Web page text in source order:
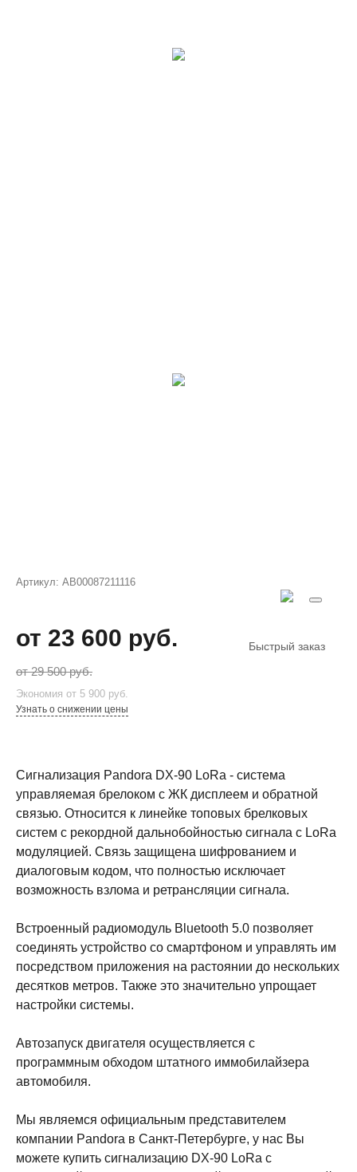
Артикул: AB00087211116
от 23 600 руб.
от 29 500 руб.
Экономия от 5 900 руб.
Быстрый заказ
Узнать о снижении цены
Сигнализация Pandora DX-90 LoRa - система
управляемая брелоком с ЖК дисплеем и обратной
связью. Относится к линейке топовых брелковых
систем с рекордной дальнобойностью сигнала с LoRa
модуляцией. Связь защищена шифрованием и
диалоговым кодом, что полностью исключает
возможность взлома и ретрансляции сигнала.
Встроенный радиомодуль Bluetooth 5.0 позволяет
соединять устройство со смартфоном и управлять им
посредством приложения на растоянии до нескольких
десятков метров. Также это значительно упрощает
настройки системы.
Автозапуск двигателя осуществляется с
программным обходом штатного иммобилайзера
автомобиля.
Мы являемся официальным представителем
компании Pandora в Санкт-Петербурге, у нас Вы
можете купить сигнализацию DX-90 LoRa с